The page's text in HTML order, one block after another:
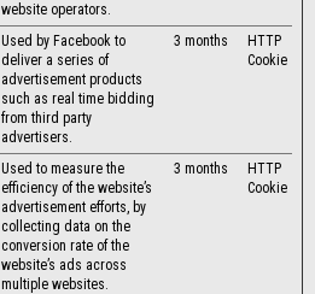
website operators.
Used by Facebook to
deliver a series of
advertisement products
such as real time bidding
from third party
advertisers.
3 months
HTTP
Cookie
Used to measure the
efficiency of the website’s
advertisement efforts, by
collecting data on the
conversion rate of the
website’s ads across
multiple websites.
3 months
HTTP
Cookie